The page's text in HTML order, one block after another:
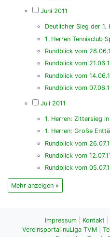
Juni 2011
Deutlicher Sieg der 1.
1. Herren Tennisclub
Rundblick vom
Rundblick vom
Rundblick vom
Rundblick vom
Juli 2011
1. Herren: Zittersieg
1. Herren: Große
Rundblick vom
Rundblick vom
Rundblick vom
Mehr anzeigen »
Impressum Kontakt
Vereinsportal nuLiga TVM